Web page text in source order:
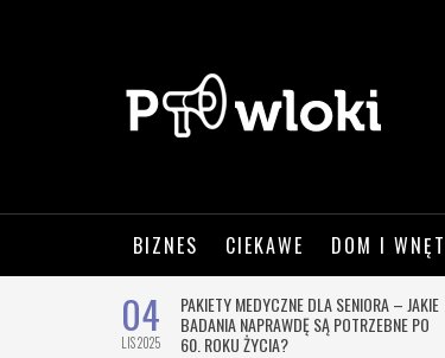
BIZNES CIEKAWE DOM I
04
LIS 2025
PAKIETY MEDYCZNE DLA SENIORA – JAKIE
BADANIA NAPRAWDĘ SĄ POTRZEBNE PO
60. ROKU ŻYCIA?